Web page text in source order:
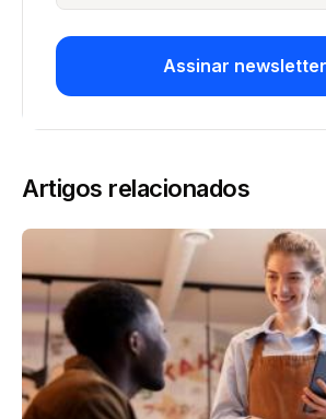
Assinar newsletter
Artigos relacionados